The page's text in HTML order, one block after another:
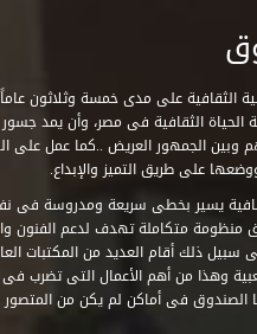
الثقافية فى مصر، وأن يمد جسور
وبين الجمهور العريض ..كما عمل
على طريق التميز والإبداع.
يسير بخطى سريعة ومدروسة فى
منظومة متكاملة تهدف لدعم الفنون
ذلك أقام العديد من المكتبات
وهذا من أهم الأعمال التى تضرب